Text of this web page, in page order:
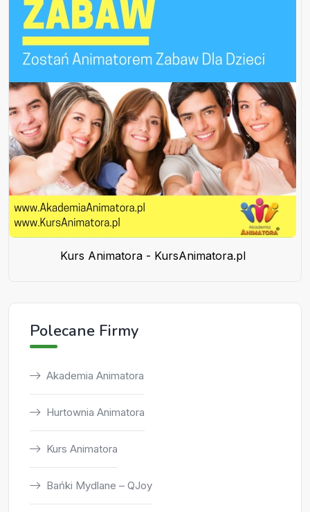
Kurs Animatora - KursAnimatora.pl
Polecane Firmy
Akademia Animatora
Hurtownia Animatora
Kurs Animatora
Bańki Mydlane – QJoy